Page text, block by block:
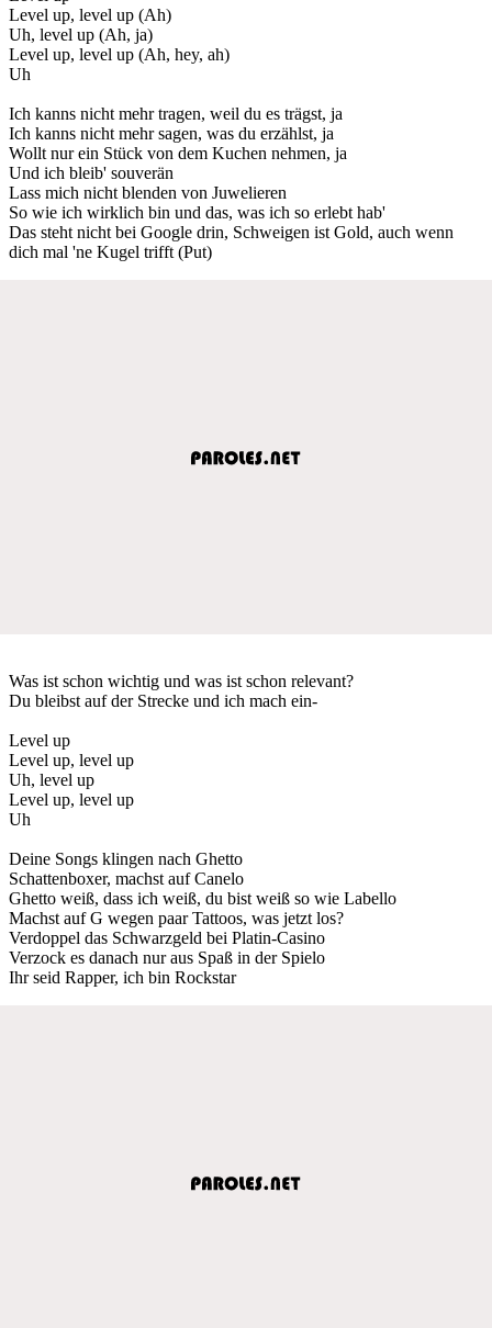
Level up, level up (Ah)
Uh, level up (Ah, ja)
Level up, level up (Ah, hey, ah)
Uh
Ich kanns nicht mehr tragen, weil du es trägst, ja
Ich kanns nicht mehr sagen, was du erzählst, ja
Wollt nur ein Stück von dem Kuchen nehmen, ja
Und ich bleib' souverän
Lass mich nicht blenden von Juwelieren
So wie ich wirklich bin und das, was ich so erlebt hab'
Das steht nicht bei Google drin, Schweigen ist Gold, auch wenn
dich mal 'ne Kugel trifft (Put)
Was ist schon wichtig und was ist schon relevant?
Du bleibst auf der Strecke und ich mach ein-
Level up
Level up, level up
Uh, level up
Level up, level up
Uh
Deine Songs klingen nach Ghetto
Schattenboxer, machst auf Canelo
Ghetto weiß, dass ich weiß, du bist weiß so wie Labello
Machst auf G wegen paar Tattoos, was jetzt los?
Verdoppel das Schwarzgeld bei Platin-Casino
Verzock es danach nur aus Spaß in der Spielo
Ihr seid Rapper, ich bin Rockstar